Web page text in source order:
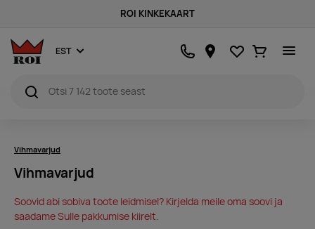
ROI KINKEKAART
EST Lemmikud
Ostukorv
Vihmavarjud
Vihmavarjud
Soovid abi sobiva toote leidmisel? Kirjelda meile oma soovi ja
saadame Sulle pakkumise kiirelt.